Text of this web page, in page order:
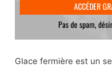
Glace fermière est un